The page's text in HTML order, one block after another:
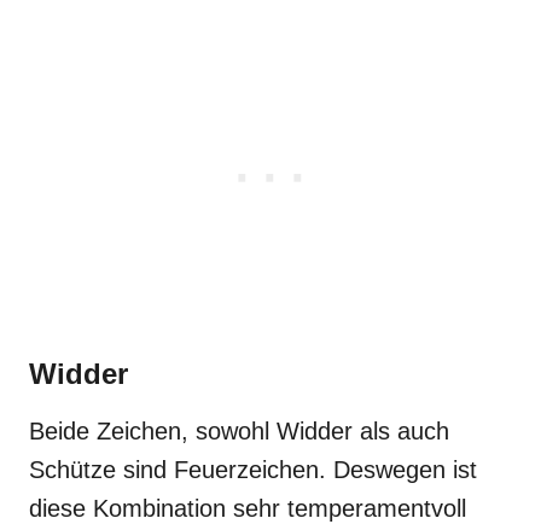
Widder
Beide Zeichen, sowohl Widder als auch
Schütze sind Feuerzeichen. Deswegen ist
diese Kombination sehr temperamentvoll